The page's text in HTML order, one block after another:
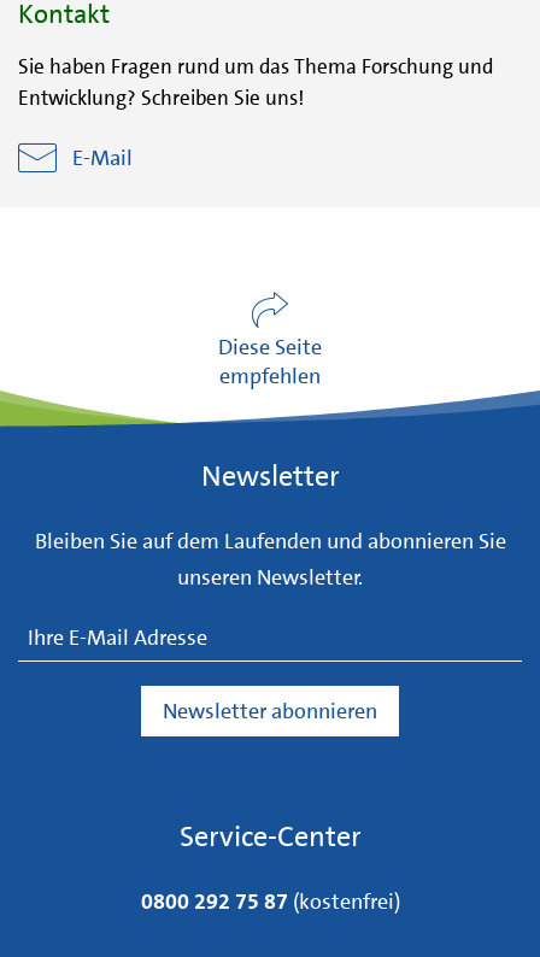
Kontakt
Sie haben Fragen rund um das Thema Forschung und
Entwicklung? Schreiben Sie uns!
E-Mail
Diese Seite
empfehlen
Newsletter
Bleiben Sie auf dem Laufenden und abonnieren Sie
unseren Newsletter.
Service-Center
0800 292 75 87 (kostenfrei)